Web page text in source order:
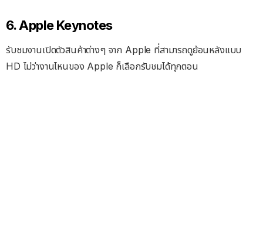
6. Apple Keynotes
รับชมงานเปิดตัวสินค้าต่างๆ จาก Apple ที่สามารถดูย้อนหลังแบบ
HD ไม่ว่างานไหนของ Apple ก็เลือกรับชมได้ทุกตอน